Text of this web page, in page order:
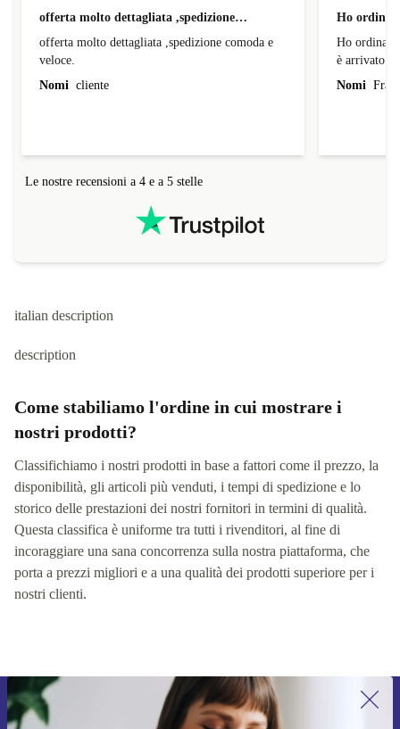
offerta molto dettagliata ,spedizione…
offerta molto dettagliata ,spedizione comoda e
veloce.
Nomi cliente
Ho
Ho
è arrivato
Nomi
Le nostre recensioni a 4 e a 5 stelle
italian description
description
Come stabiliamo l'ordine in cui mostrare i
nostri prodotti?
Classifichiamo i nostri prodotti in base a fattori come il prezzo, la
disponibilità, gli articoli più venduti, i tempi di spedizione e lo
storico delle prestazioni dei nostri fornitori in termini di qualità.
Questa classifica è uniforme tra tutti i rivenditori, al fine di
incoraggiare una sana concorrenza sulla nostra piattaforma, che
porta a prezzi migliori e a una qualità dei prodotti superiore per i
nostri clienti.
Iscriviti per la prima volta alla nostra